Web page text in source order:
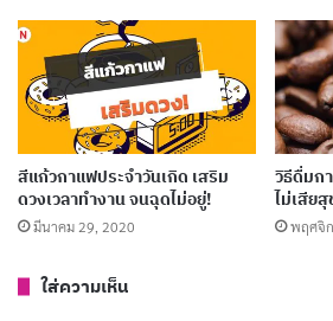
10 แฟรนไชส์ชาไข่มุก
สาย!
กุมภาพันธ์ 9, 2024
สรุป
ยุ่งยากช่วงแรกๆ แต่พอทำบ่อยๆ จะชิ
สีแก้วกาแฟประจำวันเกิด เสริม
ดวงเวลาทำงาน จนฉุดไม่อยู่!
มีนาคม 29, 2020
วิธีดื่มก
ไม่เสีย
พฤศจิ
ใส่ความเห็น